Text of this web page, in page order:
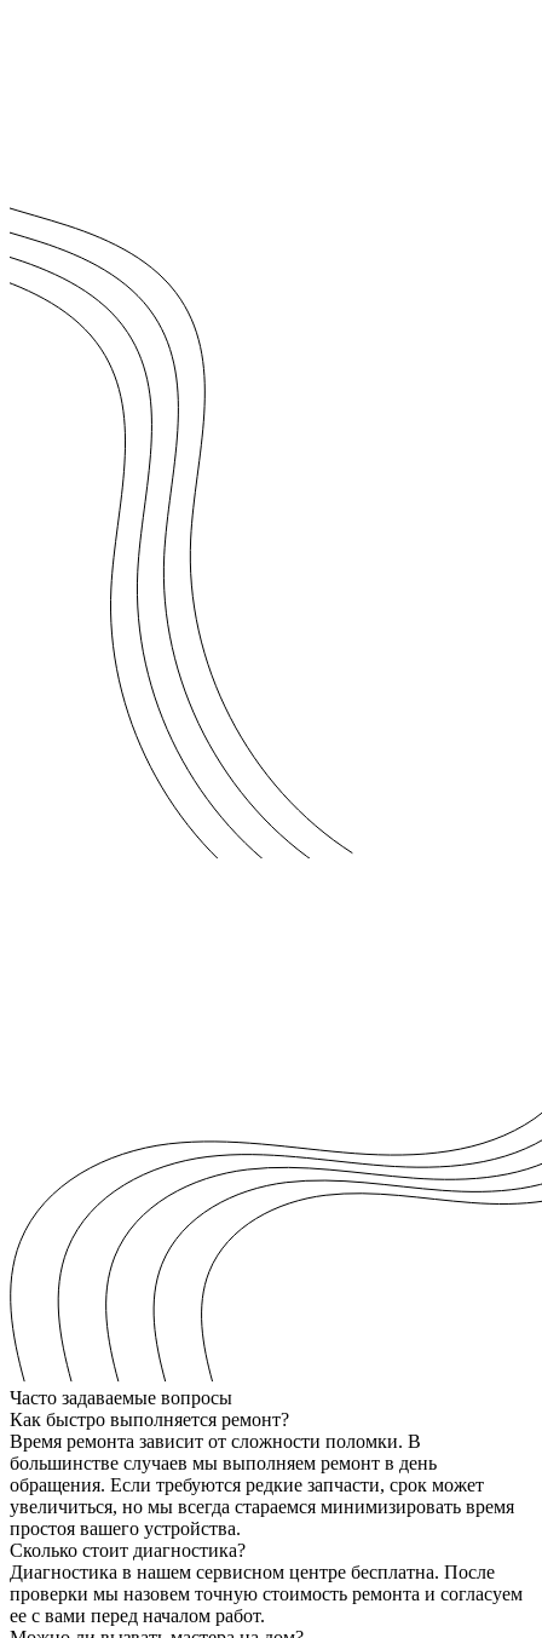
Часто задаваемые вопросы
Как быстро выполняется ремонт?
Время ремонта зависит от сложности поломки. В
большинстве случаев мы выполняем ремонт в день
обращения. Если требуются редкие запчасти, срок может
увеличиться, но мы всегда стараемся минимизировать время
простоя вашего устройства.
Сколько стоит диагностика?
Диагностика в нашем сервисном центре бесплатна. После
проверки мы назовем точную стоимость ремонта и согласуем
ее с вами перед началом работ.